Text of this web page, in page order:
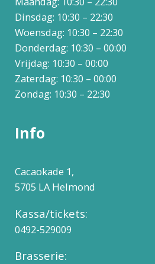
Dinsdag: 10:30 – 22:30
Woensdag: 10:30 – 22:30
Donderdag: 10:30 – 00:00
Vrijdag: 10:30 – 00:00
Zaterdag: 10:30 – 00:00
Zondag: 10:30 – 22:30
Info
Cacaokade 1,
5705 LA Helmond
Kassa/tickets:
0492-529009
Brasserie: